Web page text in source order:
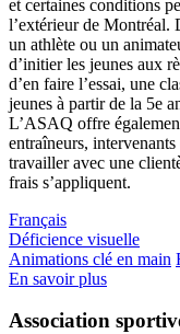
et certaines conditions
l’extérieur de Montréal.
un athlète ou un
d’initier les jeunes aux
d’en faire l’essai, une
jeunes à partir de la 5e
L’ASAQ offre
entraîneurs,
travailler avec une
frais s’appliquent.
Français
Déficience visuelle
Animations clé en main
En savoir plus
Association